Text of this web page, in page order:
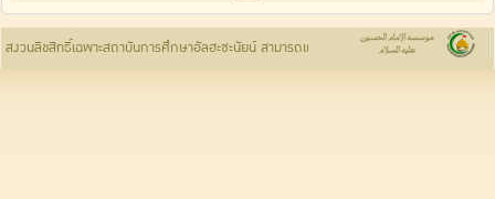
สงวนลิขสิทธิ์เฉพาะสถาบันการศึกษาอัลฮะซะนัยน์ สามารถเผยแพร่ข้อมูลได้โดยอ้างอิงที่มาสถา
เว็บไซต์ อิมาม